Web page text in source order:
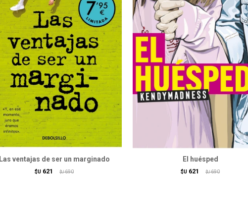
Las ventajas de ser un marginado
$U 621 $U 690
El huésped
$U 621 $U 690